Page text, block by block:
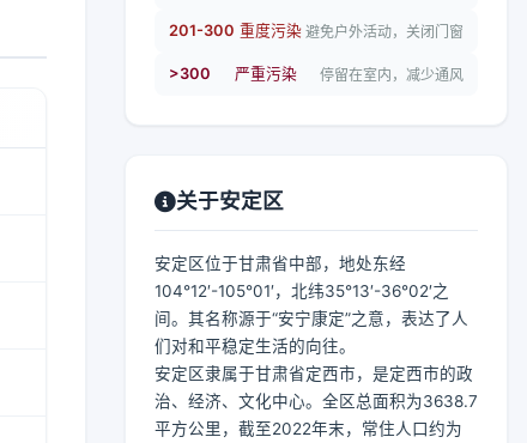
201-300 重度污染 避免户外活动，关闭门窗
>300 严重污染 停留在室内，减少通风
关于安定区
安定区位于甘肃省中部，地处东经
104°12′-105°01′，北纬35°13′-36°02′之
间。其名称源于“安宁康定”之意，表达了人
们对和平稳定生活的向往。
安定区隶属于甘肃省定西市，是定西市的政
治、经济、文化中心。全区总面积为3638.7
平方公里，截至2022年末，常住人口约为